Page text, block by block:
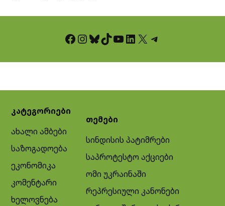
Facebook InstagramBluesky TikTok YouTube LinkedIn X Telegram
კატეგორიები
ახალი ამბები
საზოგადოება
ეკონომიკა
კომენტარი
ხელოვნება
თემები
სინდისის პატიმრები
საპროტესტო აქციები
ომი უკრაინაში
რეპრესიული კანონები